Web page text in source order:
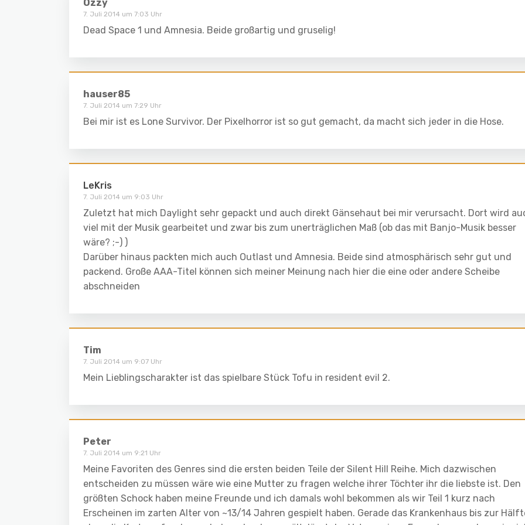
Ozzy
7. Juli 2014 um 7:03 Uhr
Dead Space 1 und Amnesia. Beide großartig und gruselig!
hauser85
7. Juli 2014 um 7:29 Uhr
Bei mir ist es Lone Survivor. Der Pixelhorror ist so gut gemacht, da macht sich jeder in die Hose.
LeKris
7. Juli 2014 um 9:03 Uhr
Zuletzt hat mich Daylight sehr gepackt und auch direkt Gänsehaut bei mir verursacht. Dort wird
viel mit der Musik gearbeitet und zwar bis zum unerträglichen Maß (ob das mit Banjo-Musik besser
wäre? ;-) )
Darüber hinaus packten mich auch Outlast und Amnesia. Beide sind atmosphärisch sehr gut und
packend. Große AAA-Titel können sich meiner Meinung nach hier die eine oder andere Scheibe
abschneiden
Tim
7. Juli 2014 um 9:07 Uhr
Mein Lieblingscharakter ist das spielbare Stück Tofu in resident evil 2.
Peter
7. Juli 2014 um 9:21 Uhr
Meine Favoriten des Genres sind die ersten beiden Teile der Silent Hill Reihe. Mich dazwischen
entscheiden zu müssen wäre wie eine Mutter zu fragen welche ihrer Töchter ihr die liebste ist. Den
größten Schock haben meine Freunde und ich damals wohl bekommen als wir Teil 1 kurz nach
Erscheinen im zarten Alter von ~13/14 Jahren gespielt haben. Gerade das Krankenhaus bis zur